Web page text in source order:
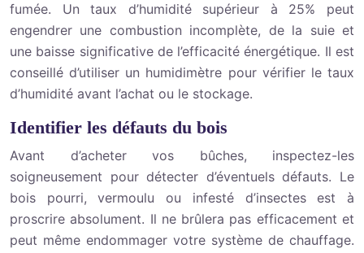
fumée. Un taux d’humidité supérieur à 25% peut
engendrer une combustion incomplète, de la suie et
une baisse significative de l’efficacité énergétique. Il est
conseillé d’utiliser un humidimètre pour vérifier le taux
d’humidité avant l’achat ou le stockage.
Identifier les défauts du bois
Avant d’acheter vos bûches, inspectez-les
soigneusement pour détecter d’éventuels défauts. Le
bois pourri, vermoulu ou infesté d’insectes est à
proscrire absolument. Il ne brûlera pas efficacement et
peut même endommager votre système de chauffage.